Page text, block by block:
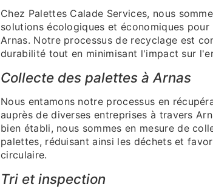
Chez Palettes Calade Services, nous
solutions écologiques et économiques
Arnas. Notre processus de recyclage est
durabilité tout en minimisant l'impact sur
Collecte des palettes à Arnas
Nous entamons notre processus en
auprès de diverses entreprises à travers
bien établi, nous sommes en mesure de
palettes, réduisant ainsi les déchets et
circulaire.
Tri et inspection